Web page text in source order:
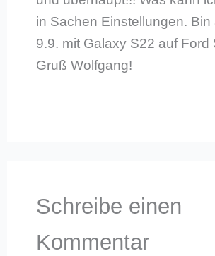
in Sachen Einstellungen. Bin
9.9. mit Galaxy S22 auf Ford
Gruß Wolfgang!
Schreibe einen
Kommentar